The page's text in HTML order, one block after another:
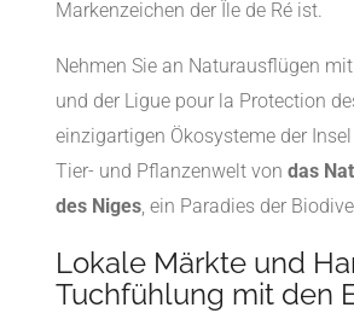
Markenzeichen der Île de Ré ist.
Nehmen Sie an Naturausflügen
und der Ligue pour la Protection
einzigartigen Ökosysteme der
Tier- und Pflanzenwelt von das
des Niges , ein Paradies der
Lokale Märkte und
Tuchfühlung mit den